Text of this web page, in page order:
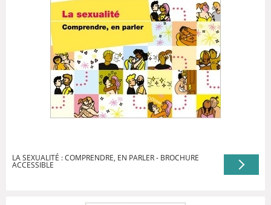
LA SEXUALITÉ : COMPRENDRE, EN PARLER - BROCHURE
ACCESSIBLE